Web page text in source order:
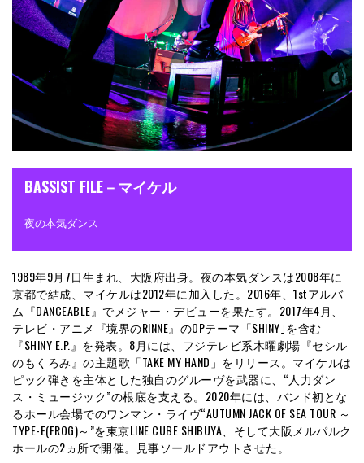
BASSIST FILE－マイケル
夜の本気ダンス
1989年9月7日生まれ、大阪府出身。夜の本気ダンスは2008年に
京都で結成、マイケルは2012年に加入した。2016年、1stアルバ
ム『DANCEABLE』でメジャー・デビューを果たす。2017年4月、
テレビ・アニメ『境界のRINNE』のOPテーマ「SHINY｣を含む
『SHINY E.P.』を発表。8月には、フジテレビ系木曜劇場『セシル
のもくろみ』の主題歌「TAKE MY HAND」をリリース。マイケルは
ピック弾きを主体とした独自のグルーヴを武器に、“人力ダン
ス・ミュージック”の根底を支える。2020年には、バンド初とな
るホール会場でのワンマン・ライヴ“AUTUMN JACK OF SEA TOUR ～
TYPE-E(FROG)～”を東京LINE CUBE SHIBUYA、そして大阪メルパルク
ホールの2ヵ所で開催。見事ソールドアウトさせた。